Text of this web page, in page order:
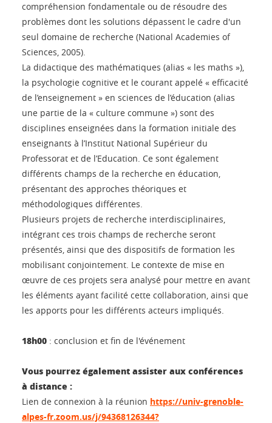
compréhension fondamentale ou de résoudre des
problèmes dont les solutions dépassent le cadre d'un
seul domaine de recherche (National Academies of
Sciences, 2005).
La didactique des mathématiques (alias « les maths »),
la psychologie cognitive et le courant appelé « efficacité
de l’enseignement » en sciences de l’éducation (alias
une partie de la « culture commune ») sont des
disciplines enseignées dans la formation initiale des
enseignants à l’Institut National Supérieur du
Professorat et de l’Education. Ce sont également
différents champs de la recherche en éducation,
présentant des approches théoriques et
méthodologiques différentes.
Plusieurs projets de recherche interdisciplinaires,
intégrant ces trois champs de recherche seront
présentés, ainsi que des dispositifs de formation les
mobilisant conjointement. Le contexte de mise en
œuvre de ces projets sera analysé pour mettre en avant
les éléments ayant facilité cette collaboration, ainsi que
les apports pour les différents acteurs impliqués.
18h00 : conclusion et fin de l'événement
Vous pourrez également assister aux conférences
à distance :
Lien de connexion à la réunion https://univ-grenoble-
alpes-fr.zoom.us/j/94368126344?